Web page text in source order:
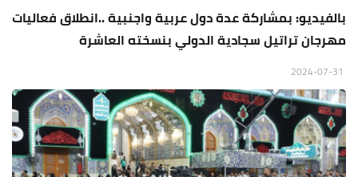
بالفيديو: بمشاركة عدة دول عربية واجنبية ..انطلاق فعاليات
مهرجان تراتيل سجادية الدولي بنسخته العاشرة